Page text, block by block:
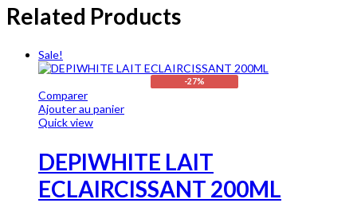
Related Products
Sale!
-27%
Comparer
Ajouter au panier
Quick view
DEPIWHITE LAIT
ECLAIRCISSANT 200ML